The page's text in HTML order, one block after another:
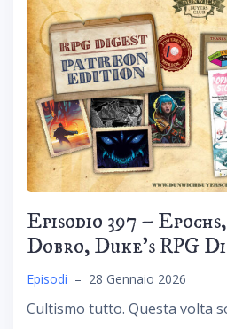
Episodio 397 –
Dobro, Duke’s RPG
Episodi – 28 Gennaio 2026
Cultismo tutto. Questa volta